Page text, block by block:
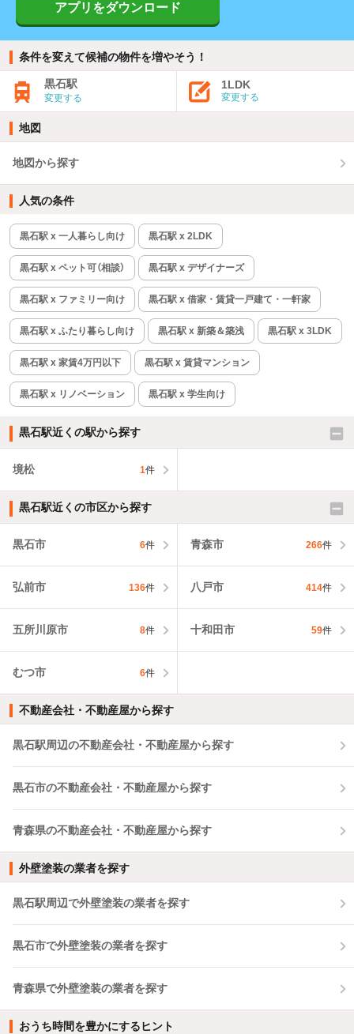
アプリをダウンロード
条件を変えて候補の物件を増やそう！
黒石駅
変更する
1LDK
変更する
地図
地図から探す
人気の条件
黒石駅 x 一人暮らし向け 黒石駅 x 2LDK
黒石駅 x ペット可（相談） 黒石駅 x デザイナーズ
黒石駅 x ファミリー向け 黒石駅 x 借家・賃貸一戸建て・一軒家
黒石駅 x ふたり暮らし向け 黒石駅 x 新築＆築浅 黒石駅 x 3LDK
黒石駅 x 家賃4万円以下 黒石駅 x 賃貸マンション
黒石駅 x リノベーション 黒石駅 x 学生向け
黒石駅近くの駅から探す
境松 1件
黒石駅近くの市区から探す
黒石市 6件 青森市 266件
弘前市 136件 八戸市 414件
五所川原市 8件 十和田市 59件
むつ市 6件
不動産会社・不動産屋から探す
黒石駅周辺の不動産会社・不動産屋から探す
黒石市の不動産会社・不動産屋から探す
青森県の不動産会社・不動産屋から探す
外壁塗装の業者を探す
黒石駅周辺で外壁塗装の業者を探す
黒石市で外壁塗装の業者を探す
青森県で外壁塗装の業者を探す
おうち時間を豊かにするヒント